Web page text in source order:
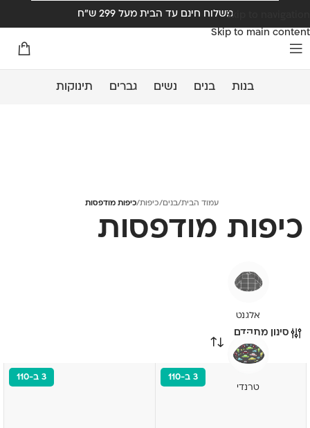
Skip to navigation
Skip to main content
משלוח חינם עד הבית מעל 299 ש"ח
בנות בנים נשים גברים תינוקות
עמוד הבית/בנים/כיפות/כיפות מודפסות
כיפות מודפסות
אלגנט
טרנדי
סינון מתקדם
3 ב-110 3 ב-110